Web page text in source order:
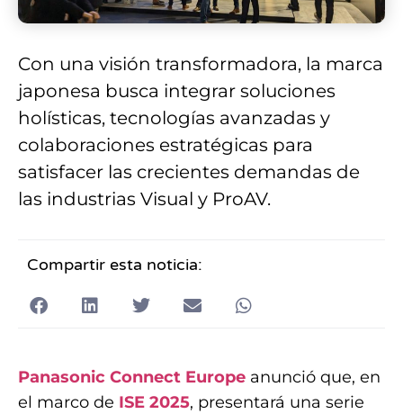
Con una visión transformadora, la marca
japonesa busca integrar soluciones
holísticas, tecnologías avanzadas y
colaboraciones estratégicas para
satisfacer las crecientes demandas de
las industrias Visual y ProAV.
Compartir esta noticia:
Panasonic Connect Europe anunció que, en
el marco de ISE 2025, presentará una serie